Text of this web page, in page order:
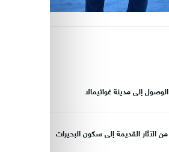
الوصول إلى مدينة غواتيمالا
من الآثار القديمة إلى سكون البحيرات